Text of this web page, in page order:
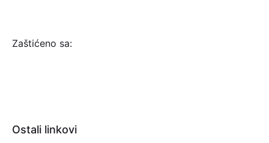
Zaštićeno sa:
Ostali linkovi